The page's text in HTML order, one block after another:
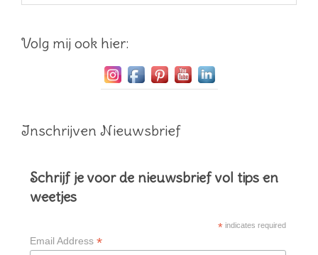
Volg mij ook hier:
Inschrijven Nieuwsbrief
Schrijf je voor de nieuwsbrief vol tips en
weetjes
*indicates required
Email Address *